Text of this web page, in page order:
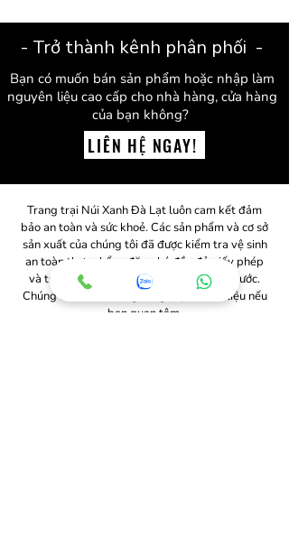
- Trở thành kênh phân phối -
Bạn có muốn bán sản phẩm hoặc nhập làm
nguyên liệu cao cấp cho nhà hàng, cửa hàng
của bạn không?
LIÊN HỆ NGAY!
Trang trại Núi Xanh Đà Lạt luôn cam kết đảm
bảo an toàn và sức khoẻ. Các sản phẩm và cơ sở
sản xuất của chúng tôi đã được kiểm tra vệ sinh
an toàn thực phẩm, đăng ký đầy đủ giấy phép
và tuân thủ tất cả các quy định của nhà nước.
Chúng tôi rất sẵn lòng cung cấp các tài liệu nếu
bạn quan tâm.